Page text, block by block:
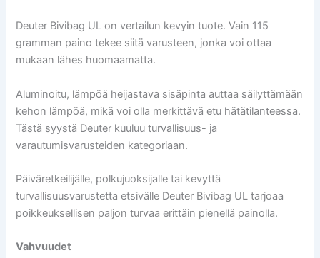
Deuter Bivibag UL on vertailun kevyin tuote. Vain 115
gramman paino tekee siitä varusteen, jonka voi ottaa
mukaan lähes huomaamatta.
Aluminoitu, lämpöä heijastava sisäpinta auttaa säilyttämään
kehon lämpöä, mikä voi olla merkittävä etu hätätilanteessa.
Tästä syystä Deuter kuuluu turvallisuus- ja
varautumisvarusteiden kategoriaan.
Päiväretkeilijälle, polkujuoksijalle tai kevyttä
turvallisuusvarustetta etsivälle Deuter Bivibag UL tarjoaa
poikkeuksellisen paljon turvaa erittäin pienellä painolla.
Vahvuudet